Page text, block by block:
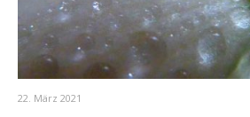
22. März 2021